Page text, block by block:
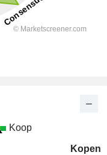
Koop
Kopen